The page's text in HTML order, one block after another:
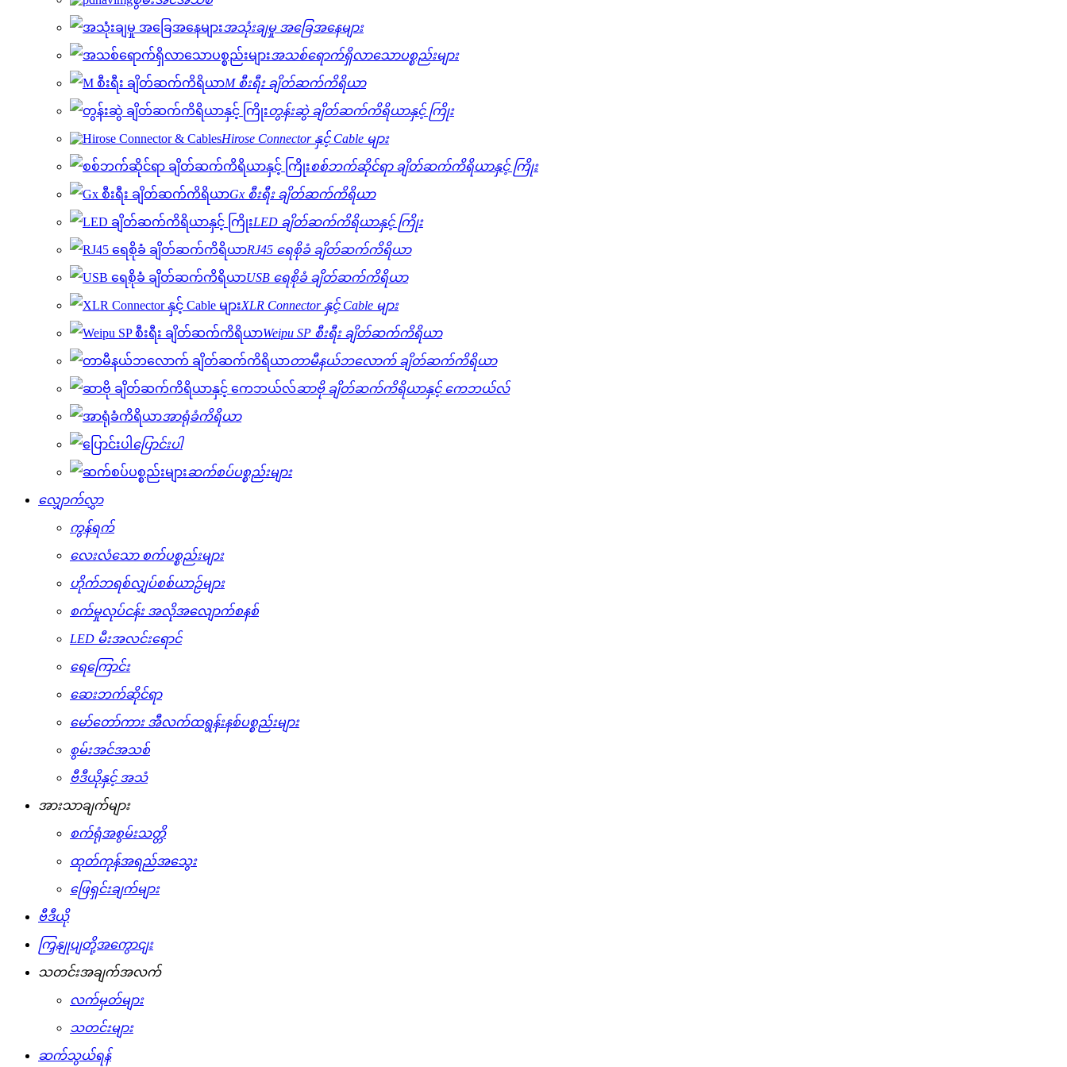
အသုံးချမှု အခြေအနေများ
အသစ်ရောက်ရှိလာသောပစ္စည်းများ
M စီးရီး ချိတ်ဆက်ကိရိယာ
တွန်းဆွဲ ချိတ်ဆက်ကိရိယာနှင့် ကြိုး
Hirose Connector နှင့် Cable များ
စစ်ဘက်ဆိုင်ရာ ချိတ်ဆက်ကိရိယာနှင့် ကြိုး
Gx စီးရီး ချိတ်ဆက်ကိရိယာ
LED ချိတ်ဆက်ကိရိယာနှင့် ကြိုး
RJ45 ရေစိုခံ ချိတ်ဆက်ကိရိယာ
USB ရေစိုခံ ချိတ်ဆက်ကိရိယာ
XLR Connector နှင့် Cable များ
Weipu SP စီးရီး ချိတ်ဆက်ကိရိယာ
တာမီနယ်ဘလောက် ချိတ်ဆက်ကိရိယာ
ဆာဗို ချိတ်ဆက်ကိရိယာနှင့် ကေဘယ်လ်
အာရုံခံကိရိယာ
ပြောင်းပါ
ဆက်စပ်ပစ္စည်းများ
လျှောက်လွှာ
ကွန်ရက်
လေးလံသော စက်ပစ္စည်းများ
ဟိုက်ဘရစ်လျှပ်စစ်ယာဉ်များ
စက်မှုလုပ်ငန်း အလိုအလျောက်စနစ်
LED မီးအလင်းရောင်
ရေကြောင်း
ဆေးဘက်ဆိုင်ရာ
မော်တော်ကား အီလက်ထရွန်းနစ်ပစ္စည်းများ
စွမ်းအင်အသစ်
ဗီဒီယိုနှင့် အသံ
အားသာချက်များ
စက်ရုံအစွမ်းသတ္တိ
ထုတ်ကုန်အရည်အသွေး
ဖြေရှင်းချက်များ
ဗီဒီယို
ကြှနျုပျတို့အကွောငျး
သတင်းအချက်အလက်
လက်မှတ်များ
သတင်းများ
ဆက်သွယ်ရန်